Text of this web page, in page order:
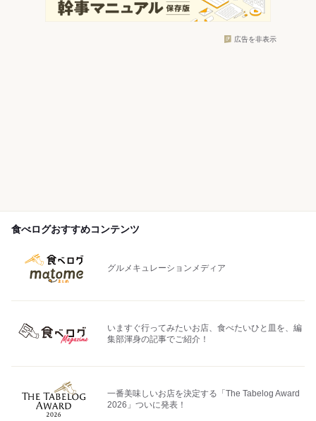
広告を非表示
食べログおすすめコンテンツ
グルメキュレーションメディア
いますぐ行ってみたいお店、食べたいひと皿を、編
集部渾身の記事でご紹介！
一番美味しいお店を決定する「The Tabelog Award
2026」ついに発表！